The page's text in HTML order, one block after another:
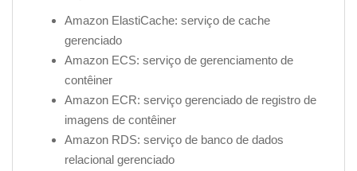
Amazon ElastiCache: serviço de cache
gerenciado
Amazon ECS: serviço de gerenciamento de
contêiner
Amazon ECR: serviço gerenciado de registro de
imagens de contêiner
Amazon RDS: serviço de banco de dados
relacional gerenciado